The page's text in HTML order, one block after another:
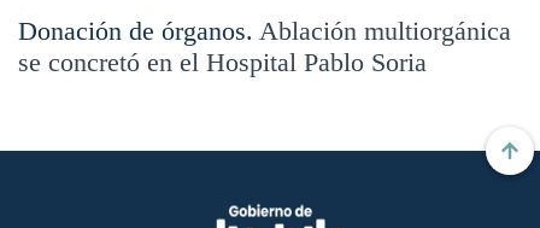
Donación de órganos. Ablación multiorgánica
se concretó en el Hospital Pablo Soria